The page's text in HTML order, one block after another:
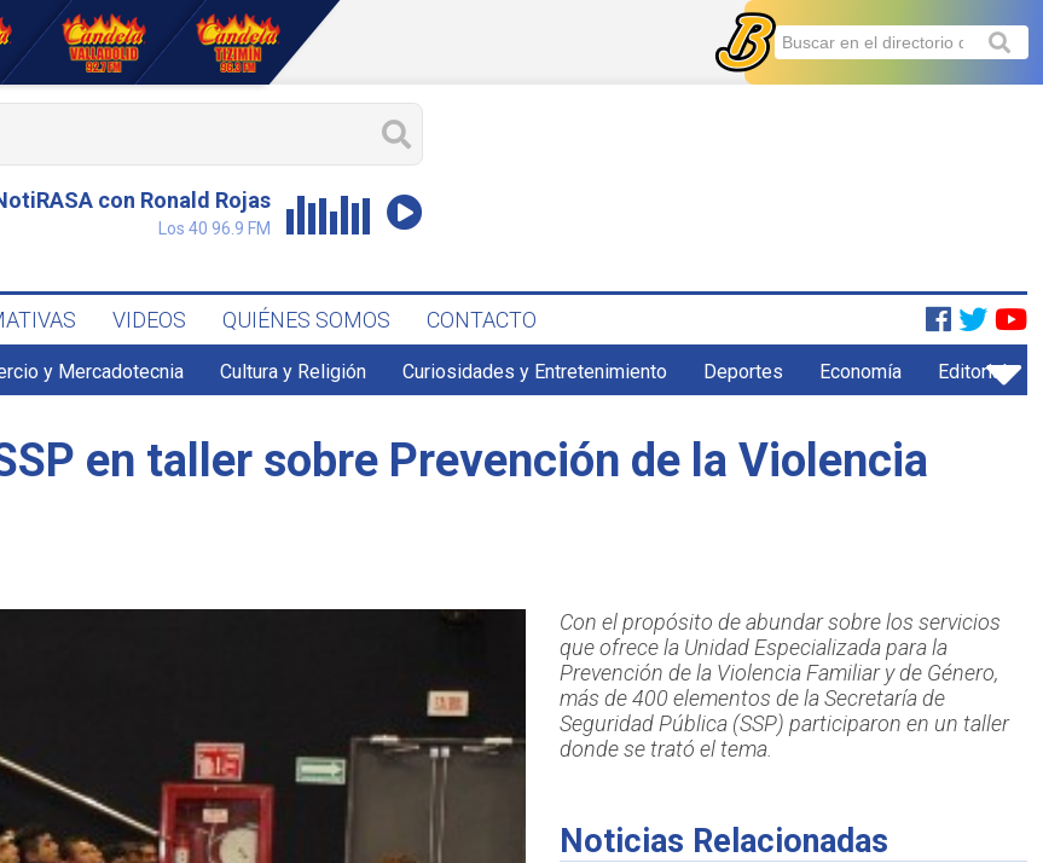
con Ronald Rojas
Los 40 96.9 FM
VIDEOS QUIÉNES SOMOS CONTACTO
y Mercadotecnia Cultura y Religión Curiosidades y Entretenimiento Deportes Economía Editorial
en taller sobre Prevención de la Violencia
Con el propósito de abundar sobre los servicios
que ofrece la Unidad Especializada para la
Prevención de la Violencia Familiar y de Género,
más de 400 elementos de la Secretaría de
Seguridad Pública (SSP) participaron en un taller
donde se trató el tema.
Noticias Relacionadas